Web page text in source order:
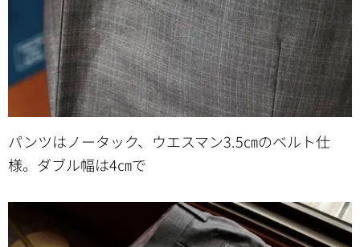
パンツはノータック、ウエスマン3.5㎝のベルト仕
様。ダブル幅は4㎝で